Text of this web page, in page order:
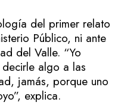
del primer relato
Público, ni ante
del Valle. “Yo
algo a las
jamás, porque uno
explica.